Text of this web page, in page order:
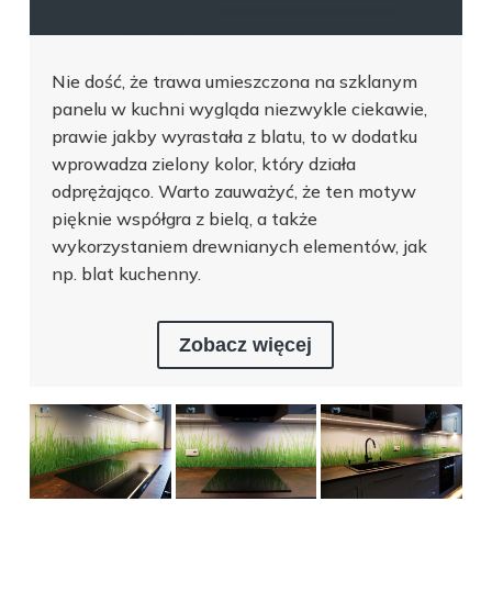
Nie dość, że trawa umieszczona na szklanym
panelu w kuchni wygląda niezwykle ciekawie,
prawie jakby wyrastała z blatu, to w dodatku
wprowadza zielony kolor, który działa
odprężająco. Warto zauważyć, że ten motyw
pięknie współgra z bielą, a także
wykorzystaniem drewnianych elementów, jak
np. blat kuchenny.
Zobacz więcej